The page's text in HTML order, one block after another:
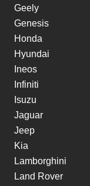
Geely
Genesis
Honda
Hyundai
Ineos
Infiniti
Isuzu
Jaguar
Jeep
Kia
Lamborghini
Land Rover